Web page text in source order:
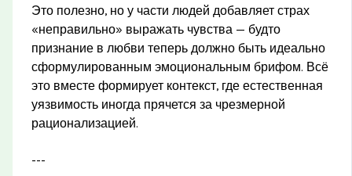
Это полезно, но у части людей добавляет страх
«неправильно» выражать чувства — будто
признание в любви теперь должно быть идеально
сформулированным эмоциональным брифом. Всё
это вместе формирует контекст, где естественная
уязвимость иногда прячется за чрезмерной
рационализацией.
---